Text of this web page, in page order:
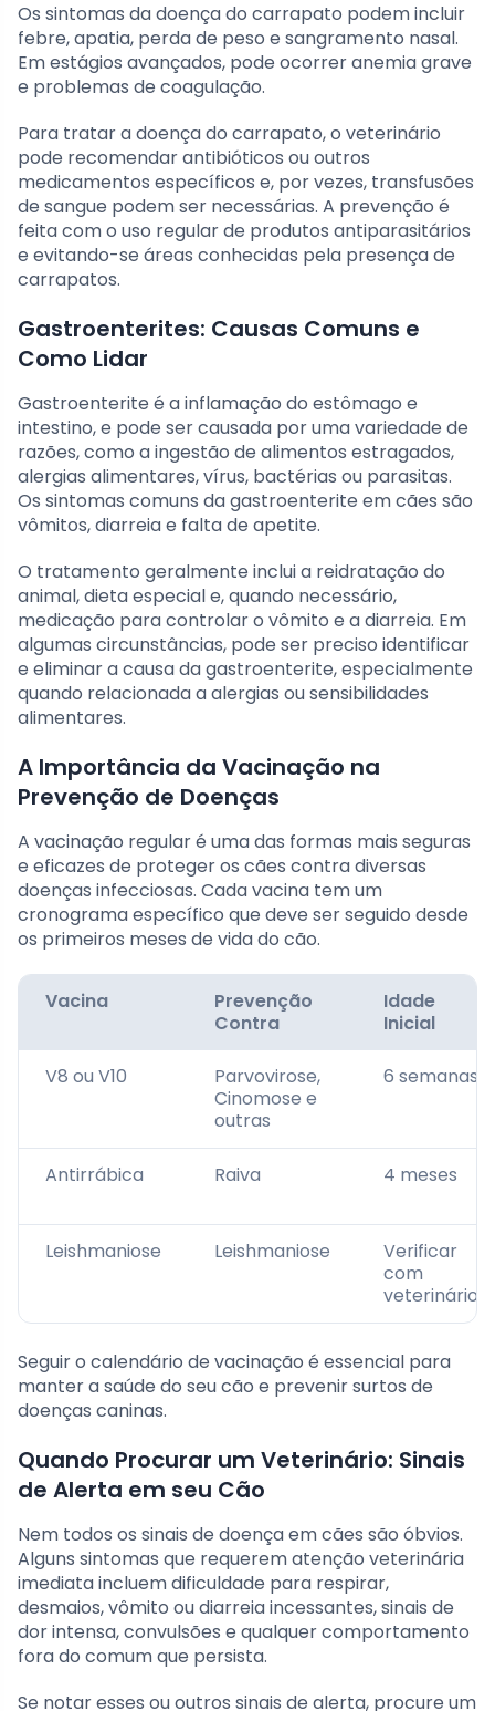
Os sintomas da doença do carrapato podem incluir
febre, apatia, perda de peso e sangramento nasal.
Em estágios avançados, pode ocorrer anemia grave
e problemas de coagulação.
Para tratar a doença do carrapato, o veterinário
pode recomendar antibióticos ou outros
medicamentos específicos e, por vezes, transfusões
de sangue podem ser necessárias. A prevenção é
feita com o uso regular de produtos antiparasitários
e evitando-se áreas conhecidas pela presença de
carrapatos.
Gastroenterites: Causas Comuns e
Como Lidar
Gastroenterite é a inflamação do estômago e
intestino, e pode ser causada por uma variedade de
razões, como a ingestão de alimentos estragados,
alergias alimentares, vírus, bactérias ou parasitas.
Os sintomas comuns da gastroenterite em cães são
vômitos, diarreia e falta de apetite.
O tratamento geralmente inclui a reidratação do
animal, dieta especial e, quando necessário,
medicação para controlar o vômito e a diarreia. Em
algumas circunstâncias, pode ser preciso identificar
e eliminar a causa da gastroenterite, especialmente
quando relacionada a alergias ou sensibilidades
alimentares.
A Importância da Vacinação na
Prevenção de Doenças
A vacinação regular é uma das formas mais seguras
e eficazes de proteger os cães contra diversas
doenças infecciosas. Cada vacina tem um
cronograma específico que deve ser seguido desde
os primeiros meses de vida do cão.
Vacina
Prevenção
Contra
Idade
Inicial
V8 ou V10
Parvovirose,
Cinomose e
outras
6 semanas
Antirrábica Raiva 4 meses
Leishmaniose Leishmaniose
Verificar
com
veterinário
Seguir o calendário de vacinação é essencial para
manter a saúde do seu cão e prevenir surtos de
doenças caninas.
Quando Procurar um Veterinário: Sinais
de Alerta em seu Cão
Nem todos os sinais de doença em cães são óbvios.
Alguns sintomas que requerem atenção veterinária
imediata incluem dificuldade para respirar,
desmaios, vômito ou diarreia incessantes, sinais de
dor intensa, convulsões e qualquer comportamento
fora do comum que persista.
Se notar esses ou outros sinais de alerta, procure um